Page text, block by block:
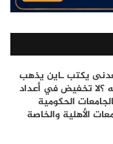
يكتب ـاين يذهب
؟لا تخفيض في أعداد
بالجامعات الحكومية